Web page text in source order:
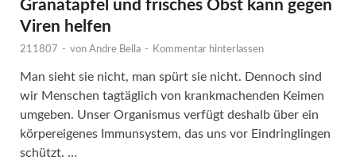
Granatapfel und frisches Obst kann gegen
Viren helfen
211807 - von Andre Bella - Kommentar hinterlassen
Man sieht sie nicht, man spürt sie nicht. Dennoch sind
wir Menschen tagtäglich von krankmachenden Keimen
umgeben. Unser Organismus verfügt deshalb über ein
körpereigenes Immunsystem, das uns vor Eindringlingen
schützt. …